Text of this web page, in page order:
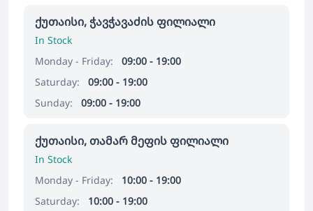
ქუთაისი, ჭავჭავაძის ფილიალი
In Stock
Monday - Friday:
09:00 - 19:00
Saturday:
09:00 - 19:00
Sunday:
09:00 - 19:00
ქუთაისი, თამარ მეფის ფილიალი
In Stock
Monday - Friday:
10:00 - 19:00
Saturday:
10:00 - 19:00